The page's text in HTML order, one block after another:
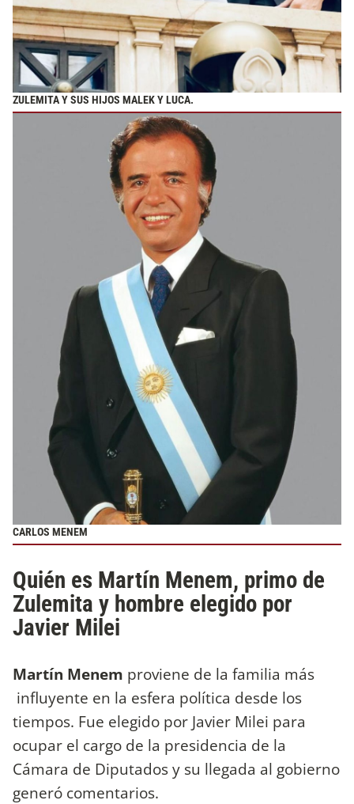
ZULEMITA Y SUS HIJOS MALEK Y LUCA.
CARLOS MENEM
Quién es Martín Menem, primo de
Zulemita y hombre elegido por
Javier Milei
Martín Menem proviene de la familia más
influyente en la esfera política desde los
tiempos. Fue elegido por Javier Milei para
ocupar el cargo de la presidencia de la
Cámara de Diputados y su llegada al gobierno
generó comentarios.